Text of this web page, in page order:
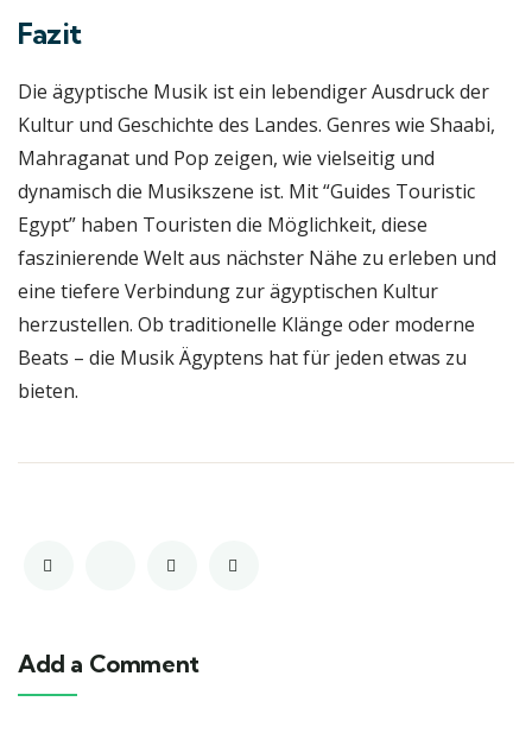
Fazit
Die ägyptische Musik ist ein lebendiger Ausdruck der
Kultur und Geschichte des Landes. Genres wie Shaabi,
Mahraganat und Pop zeigen, wie vielseitig und
dynamisch die Musikszene ist. Mit “Guides Touristic
Egypt” haben Touristen die Möglichkeit, diese
faszinierende Welt aus nächster Nähe zu erleben und
eine tiefere Verbindung zur ägyptischen Kultur
herzustellen. Ob traditionelle Klänge oder moderne
Beats – die Musik Ägyptens hat für jeden etwas zu
bieten.
Add a Comment